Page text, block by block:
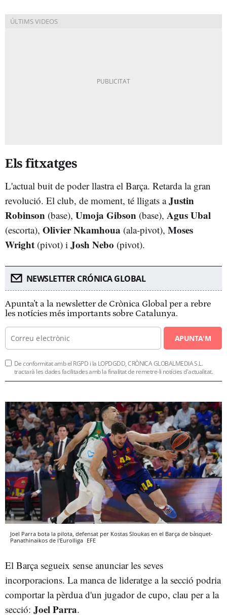
Els fitxatges
L'actual buit de poder llastra el Barça. Retarda la gran
revolució. El club, de moment, té lligats aJustin
Robinson (base), Umoja Gibson (base), Agus Ubal
(escorta), Olivier Nkamhoua (ala-pivot), Moses
Wright (pivot) i Josh Nebo (pivot).
NEWSLETTER CRÓNICA GLOBAL
Apunta't a la newsletter de Crònica Global per a rebre
les notícies més importants sobre Catalunya.
APUNTA'M
De conformitat amb el RGPD i la LOPDGDD, CRÒNICA GLOBALMEDIA S.L.
tractarà les dades facilitades amb la finalitat de remetre-li notícies d'actualitat.
Joel Parra bota la pilota, defensat per Kostas Sloukas en el Barça de bàsquet-
Panathinaikos de l'Eurolliga EFE
El Barça segueix sense anunciar les seves
incorporacions. La manca de lideratge a la secció podria
comportar la pèrdua d'un jugador de cupo, clau per a la
secció: Joel Parra.